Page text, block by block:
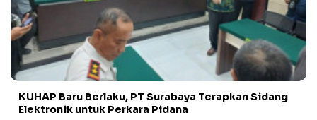
KUHAP Baru Berlaku, PT Surabaya Terapkan Sidang
Elektronik untuk Perkara Pidana